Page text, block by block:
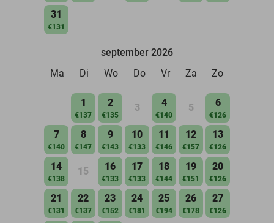
31
€131
september 2026
Ma
Di Wo Do Vr Za Zo
1
€137
2
€135
3 4
€140
5 6
€126
7
€140
8
€147
9
€143
10
€133
11
€146
12
€157
13
€126
14
€138
15 16
€133
17
€133
18
€144
19
€151
20
€126
21
€131
22
€137
23
€152
24
€181
25
€194
26
€178
27
€126